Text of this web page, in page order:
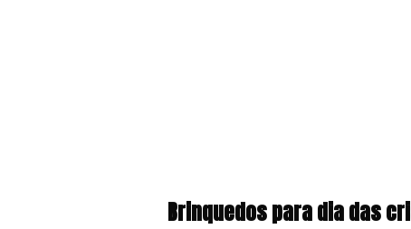
Brinquedos para dia das